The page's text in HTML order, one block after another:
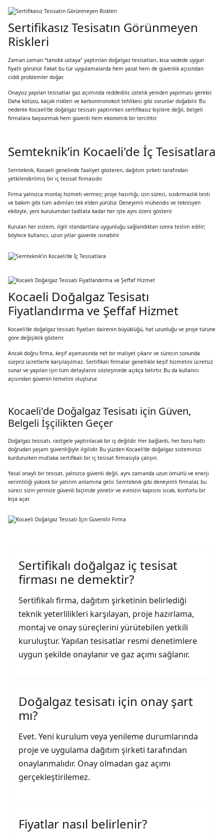
Sertifikasız Tesisatın Görünmeyen
Riskleri
Zaman zaman “tanıdık ustaya” yaptırılan doğalgaz tesisatları, kısa vadede uygun
fiyatlı görünür. Fakat bu tür uygulamalarda hem yasal hem de güvenlik açısından
ciddi problemler doğar.
Onaysız yapılan tesisatlar gaz açımında reddedilir, üstelik yeniden yapılması gerekir.
Daha kötüsü, kaçak riskleri ve karbonmonoksit tehlikesi gibi sorunlar doğabilir. Bu
nedenle Kocaeli’de doğalgaz tesisatı yaptırırken sertifikasız kişilere değil, belgeli
firmalara başvurmak hem güvenli hem ekonomik bir tercihtir.
Semteknik’in Kocaeli'de İç Tesisatlara
Semteknik, Kocaeli genelinde faaliyet gösteren, dağıtım şirketi tarafından
yetkilendirilmiş bir iç tesisat firmasıdır.
Firma yalnızca montaj hizmeti vermez; proje hazırlığı, izin süreci, sızdırmazlık testi
ve bakım gibi tüm adımları tek elden yürütür. Deneyimli mühendis ve teknisyen
ekibiyle, yeni kurulumdan tadilata kadar her işte aynı özeni gösterir.
Kurulan her sistem, ilgili standartlara uygunluğu sağlandıktan sonra teslim edilir;
böylece kullanıcı, uzun yıllar güvenle ısınabilir.
Kocaeli Doğalgaz Tesisatı
Fiyatlandırma ve Şeffaf Hizmet
Kocaeli’de doğalgaz tesisatı fiyatları dairenin büyüklüğü, hat uzunluğu ve proje türüne
göre değişiklik gösterir.
Ancak doğru firma, keşif aşamasında net bir maliyet çıkarır ve sürecin sonunda
sürpriz ücretlerle karşılaşılmaz. Sertifikalı firmalar genellikle keşif hizmetini ücretsiz
sunar ve yapılan işin tüm detaylarını sözleşmede açıkça belirtir. Bu da kullanıcı
açısından güvenin temelini oluşturur.
Kocaeli'de Doğalgaz Tesisatı için Güven,
Belgeli İşçilikten Geçer
Doğalgaz tesisatı, rastgele yaptırılacak bir iş değildir. Her bağlantı, her boru hattı
doğrudan yaşam güvenliğiyle ilgilidir. Bu yüzden Kocaeli’de doğalgaz sisteminizi
kurdururken mutlaka sertifikalı bir iç tesisat firmasıyla çalışın.
Yasal onaylı bir tesisat, yalnızca güvenli değil, aynı zamanda uzun ömürlü ve enerji
verimliliği yüksek bir yatırım anlamına gelir. Semteknik gibi deneyimli firmalar, bu
süreci sizin yerinize güvenli biçimde yönetir ve evinizin kapısını sıcak, konforlu bir
kışa açar.
Sertifikalı doğalgaz iç tesisat
firması ne demektir?
Sertifikalı firma, dağıtım şirketinin belirlediği
teknik yeterlilikleri karşılayan, proje hazırlama,
montaj ve onay süreçlerini yürütebilen yetkili
kuruluştur. Yapılan tesisatlar resmi denetimlere
uygun şekilde onaylanır ve gaz açımı sağlanır.
Doğalgaz tesisatı için onay şart
mı?
Evet. Yeni kurulum veya yenileme durumlarında
proje ve uygulama dağıtım şirketi tarafından
onaylanmalıdır. Onay olmadan gaz açımı
gerçekleştirilemez.
Fiyatlar nasıl belirlenir?